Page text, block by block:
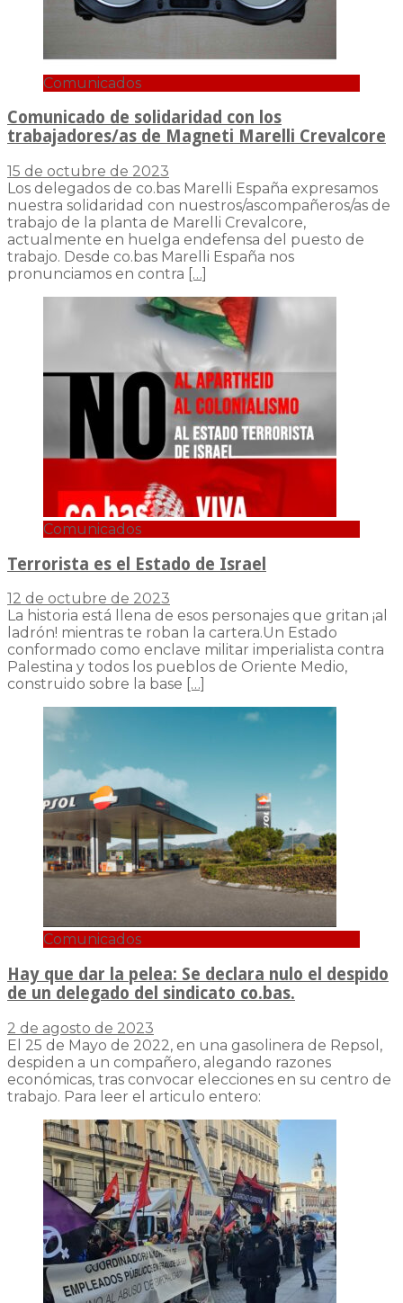
Comunicados
Comunicado de solidaridad con los
trabajadores/as de Magneti Marelli Crevalcore
15 de octubre de 2023
Los delegados de co.bas Marelli España expresamos
nuestra solidaridad con nuestros/ascompañeros/as de
trabajo de la planta de Marelli Crevalcore,
actualmente en huelga endefensa del puesto de
trabajo. Desde co.bas Marelli España nos
pronunciamos en contra […]
Comunicados
Terrorista es el Estado de Israel
12 de octubre de 2023
La historia está llena de esos personajes que gritan ¡al
ladrón! mientras te roban la cartera.Un Estado
conformado como enclave militar imperialista contra
Palestina y todos los pueblos de Oriente Medio,
construido sobre la base […]
Comunicados
Hay que dar la pelea: Se declara nulo el despido
de un delegado del sindicato co.bas.
2 de agosto de 2023
El 25 de Mayo de 2022, en una gasolinera de Repsol,
despiden a un compañero, alegando razones
económicas, tras convocar elecciones en su centro de
trabajo. Para leer el articulo entero: